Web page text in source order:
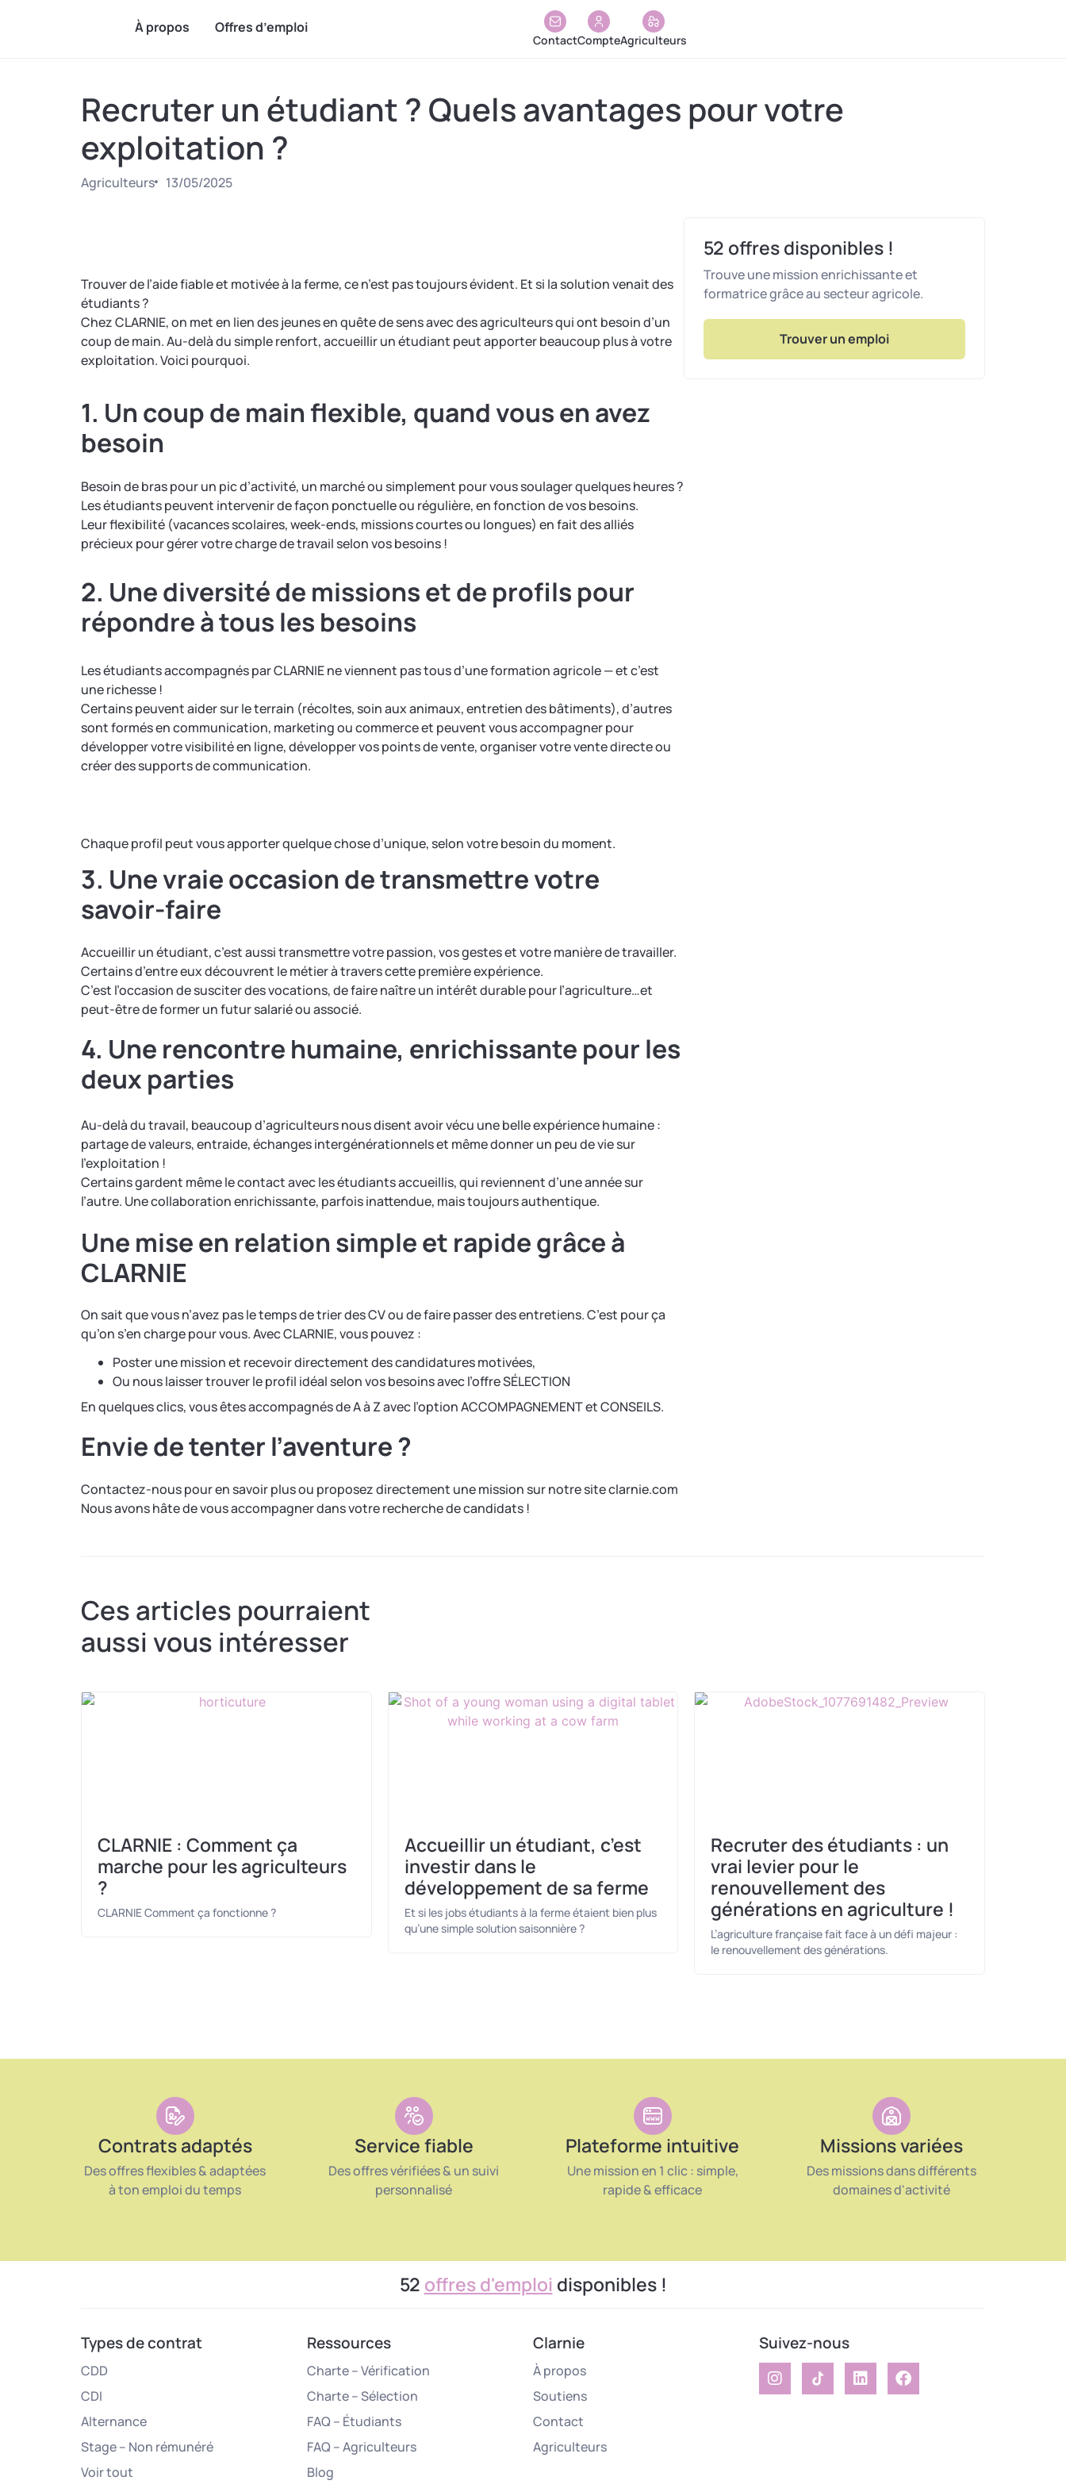
À propos Offres d’emploi
ContactCompteAgriculteurs
Recruter un étudiant ? Quels avantages pour votre
exploitation ?
Agriculteurs 13/05/2025
Trouver de l’aide fiable et motivée à la ferme, ce n’est pas toujours évident. Et si la solution venait des
étudiants ?
Chez CLARNIE, on met en lien des jeunes en quête de sens avec des agriculteurs qui ont besoin d’un
coup de main. Au-delà du simple renfort, accueillir un étudiant peut apporter beaucoup plus à votre
exploitation. Voici pourquoi.
1. Un coup de main flexible, quand vous en avez
besoin
Besoin de bras pour un pic d’activité, un marché ou simplement pour vous soulager quelques heures ?
Les étudiants peuvent intervenir de façon ponctuelle ou régulière, en fonction de vos besoins.
Leur flexibilité (vacances scolaires, week-ends, missions courtes ou longues) en fait des alliés
précieux pour gérer votre charge de travail selon vos besoins !
2. Une diversité de missions et de profils pour
répondre à tous les besoins
Les étudiants accompagnés par CLARNIE ne viennent pas tous d’une formation agricole — et c’est
une richesse !
Certains peuvent aider sur le terrain (récoltes, soin aux animaux, entretien des bâtiments), d’autres
sont formés en communication, marketing ou commerce et peuvent vous accompagner pour
développer votre visibilité en ligne, développer vos points de vente, organiser votre vente directe ou
créer des supports de communication.
Chaque profil peut vous apporter quelque chose d’unique, selon votre besoin du moment.
3. Une vraie occasion de transmettre votre
savoir-faire
Accueillir un étudiant, c’est aussi transmettre votre passion, vos gestes et votre manière de travailler.
Certains d’entre eux découvrent le métier à travers cette première expérience.
C’est l’occasion de susciter des vocations, de faire naître un intérêt durable pour l’agriculture…et
peut-être de former un futur salarié ou associé.
4. Une rencontre humaine, enrichissante pour les
deux parties
Au-delà du travail, beaucoup d’agriculteurs nous disent avoir vécu une belle expérience humaine :
partage de valeurs, entraide, échanges intergénérationnels et même donner un peu de vie sur
l’exploitation !
Certains gardent même le contact avec les étudiants accueillis, qui reviennent d’une année sur
l’autre. Une collaboration enrichissante, parfois inattendue, mais toujours authentique.
Une mise en relation simple et rapide grâce à
CLARNIE
On sait que vous n’avez pas le temps de trier des CV ou de faire passer des entretiens. C’est pour ça
qu’on s’en charge pour vous. Avec CLARNIE, vous pouvez :
Poster une mission et recevoir directement des candidatures motivées,
Ou nous laisser trouver le profil idéal selon vos besoins avec l’offre SÉLECTION
En quelques clics, vous êtes accompagnés de A à Z avec l’option ACCOMPAGNEMENT et CONSEILS.
Envie de tenter l’aventure ?
Contactez-nous pour en savoir plus ou proposez directement une mission sur notre site clarnie.com
Nous avons hâte de vous accompagner dans votre recherche de candidats !
52 offres disponibles !
Trouve une mission enrichissante et
formatrice grâce au secteur agricole.
Trouver un emploi
Ces articles pourraient
aussi vous intéresser
CLARNIE : Comment ça
marche pour les agriculteurs
?
CLARNIE Comment ça fonctionne ?
Accueillir un étudiant, c’est
investir dans le
développement de sa ferme
Et si les jobs étudiants à la ferme étaient bien plus
qu’une simple solution saisonnière ?
Recruter des étudiants : un
vrai levier pour le
renouvellement des
générations en agriculture !
L’agriculture française fait face à un défi majeur :
le renouvellement des générations.
Contrats adaptés
Des offres flexibles & adaptées
à ton emploi du temps
Service fiable
Des offres vérifiées & un suivi
personnalisé
Plateforme intuitive
Une mission en 1 clic : simple,
rapide & efficace
Missions variées
Des missions dans différents
domaines d'activité
52 offres d'emploi disponibles !
Types de contrat
CDD
CDI
Alternance
Stage – Non rémunéré
Voir tout
Ressources
Charte – Vérification
Charte – Sélection
FAQ – Étudiants
FAQ – Agriculteurs
Blog
Clarnie
À propos
Soutiens
Contact
Agriculteurs
Suivez-nous